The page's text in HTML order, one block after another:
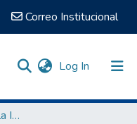
Correo Institucional
Log In (current)
Facultad de Ciencias de la Ingeniería y Aplicadas